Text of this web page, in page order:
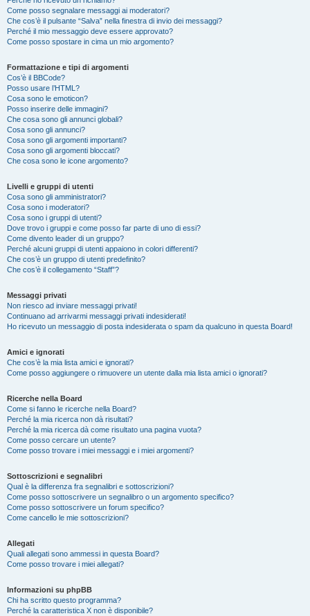
Come posso segnalare messaggi ai moderatori?
Che cos’è il pulsante “Salva” nella finestra di invio dei messaggi?
Perché il mio messaggio deve essere approvato?
Come posso spostare in cima un mio argomento?
Formattazione e tipi di argomenti
Cos’è il BBCode?
Posso usare l’HTML?
Cosa sono le emoticon?
Posso inserire delle immagini?
Che cosa sono gli annunci globali?
Cosa sono gli annunci?
Cosa sono gli argomenti importanti?
Cosa sono gli argomenti bloccati?
Che cosa sono le icone argomento?
Livelli e gruppi di utenti
Cosa sono gli amministratori?
Cosa sono i moderatori?
Cosa sono i gruppi di utenti?
Dove trovo i gruppi e come posso far parte di uno di essi?
Come divento leader di un gruppo?
Perché alcuni gruppi di utenti appaiono in colori differenti?
Che cos’è un gruppo di utenti predefinito?
Che cos’è il collegamento “Staff”?
Messaggi privati
Non riesco ad inviare messaggi privati!
Continuano ad arrivarmi messaggi privati indesiderati!
Ho ricevuto un messaggio di posta indesiderata o spam da qualcuno in questa Board!
Amici e ignorati
Che cos’è la mia lista amici e ignorati?
Come posso aggiungere o rimuovere un utente dalla mia lista amici o ignorati?
Ricerche nella Board
Come si fanno le ricerche nella Board?
Perché la mia ricerca non dà risultati?
Perché la mia ricerca dà come risultato una pagina vuota?
Come posso cercare un utente?
Come posso trovare i miei messaggi e i miei argomenti?
Sottoscrizioni e segnalibri
Qual è la differenza fra segnalibri e sottoscrizioni?
Come posso sottoscrivere un segnalibro o un argomento specifico?
Come posso sottoscrivere un forum specifico?
Come cancello le mie sottoscrizioni?
Allegati
Quali allegati sono ammessi in questa Board?
Come posso trovare i miei allegati?
Informazioni su phpBB
Chi ha scritto questo programma?
Perché la caratteristica X non è disponibile?